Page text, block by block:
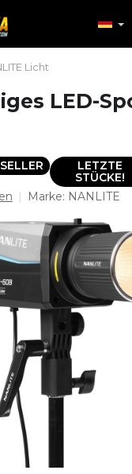
Licht
LED-
LETZTE
STÜCKE!
Marke: NANLITE